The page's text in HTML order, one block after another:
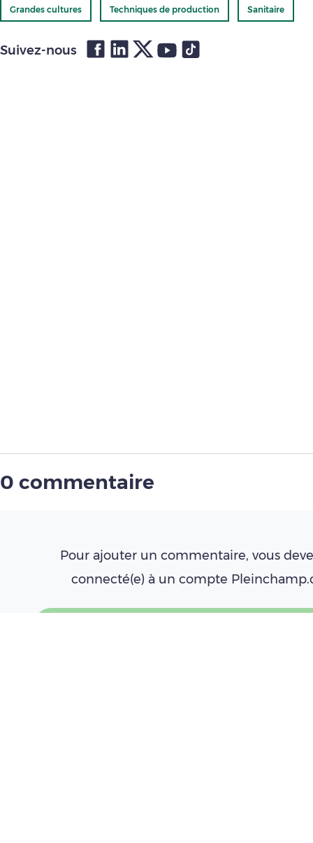
Grandes cultures Techniques de production Sanitaire
Suivez-nous
0 commentaire
Pour ajouter un commentaire, vous
connecté(e) à un compte